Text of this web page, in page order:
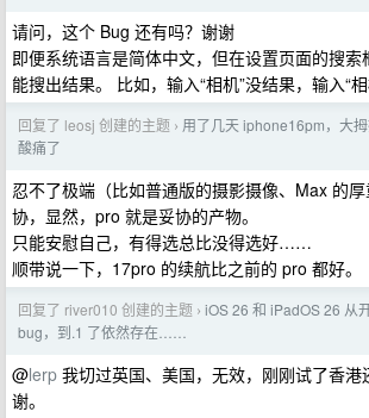
请问，这个 Bug 还有吗？谢谢
即便系统语言是简体中文，但在设置页面的搜
能搜出结果。 比如，输入“相机”没结果，输入“
回复了 leosj 创建的主题 › 用了几天 iphone16pm，大
酸痛了
忍不了极端（比如普通版的摄影摄像、Max 的
协，显然，pro 就是妥协的产物。
只能安慰自己，有得选总比没得选好……
顺带说一下，17pro 的续航比之前的 pro 都好。
回复了 river010 创建的主题 › iOS 26 和 iPadOS 26 从
bug，到.1 了依然存在……
@lerp 我切过英国、美国，无效，刚刚试了香港
谢。